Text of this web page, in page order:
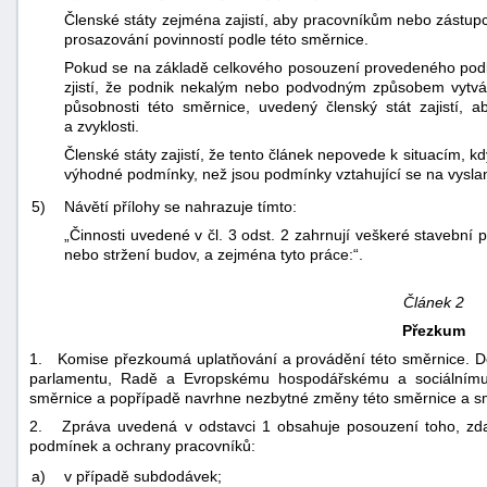
Členské státy zejména zajistí, aby pracovníkům nebo
prosazování povinností podle této směrnice.
Pokud se na základě celkového posouzení provedeného
zjistí, že podnik nekalým nebo podvodným způsobem
působnosti této směrnice, uvedený členský stát zajistí,
a zvyklosti.
Členské státy zajistí, že tento článek nepovede k situacím,
výhodné podmínky, než jsou podmínky vztahující se na
5)
Návětí přílohy se nahrazuje tímto:
„Činnosti uvedené v čl. 3 odst. 2 zahrnují veškeré stavební
nebo stržení budov, a zejména tyto práce:“.
Článek 2
Přezkum
1. Komise přezkoumá uplatňování a provádění této směrnice.
parlamentu, Radě a Evropskému hospodářskému a
směrnice a popřípadě navrhne nezbytné změny této směrnice a
2. Zpráva uvedená v odstavci 1 obsahuje posouzení toho,
podmínek a ochrany pracovníků:
a)
v případě subdodávek;